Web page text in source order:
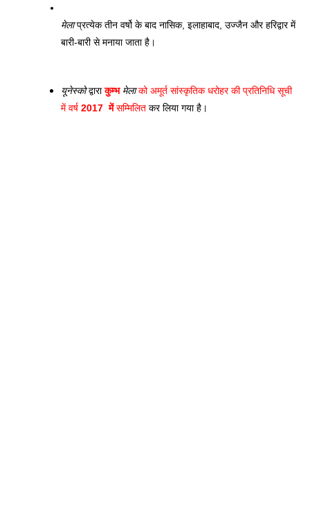
मेला प्रत्येक तीन वर्षो के बाद नासिक, इलाहाबाद, उज्जैन और हरिद्वार में
बारी-बारी से मनाया जाता है।
यूनेस्को द्वारा कुम्भ मेला को अमूर्त सांस्कृतिक धरोहर की प्रतिनिधि सूची
में वर्ष 2017  में सम्मिलित कर लिया गया है।